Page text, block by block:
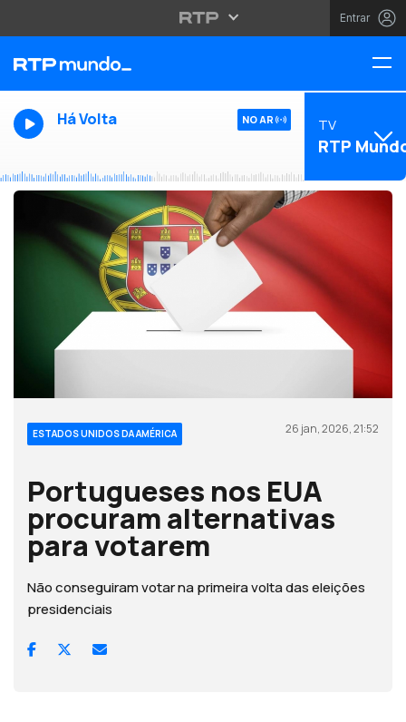
Entrar
Há Volta NO AR TV
RTP
ESTADOS UNIDOS DA AMÉRICA 26 jan, 2026, 21:52
Portugueses nos EUA
procuram alternativas
para votarem
Não conseguiram votar na primeira volta das eleições
presidenciais